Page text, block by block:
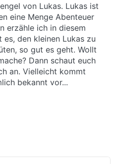
von Lukas. Lukas ist
eine Menge Abenteuer
erzähle ich in diesem
es, den kleinen Lukas zu
so gut es geht. Wollt
Dann schaut euch
an. Vielleicht kommt
bekannt vor...